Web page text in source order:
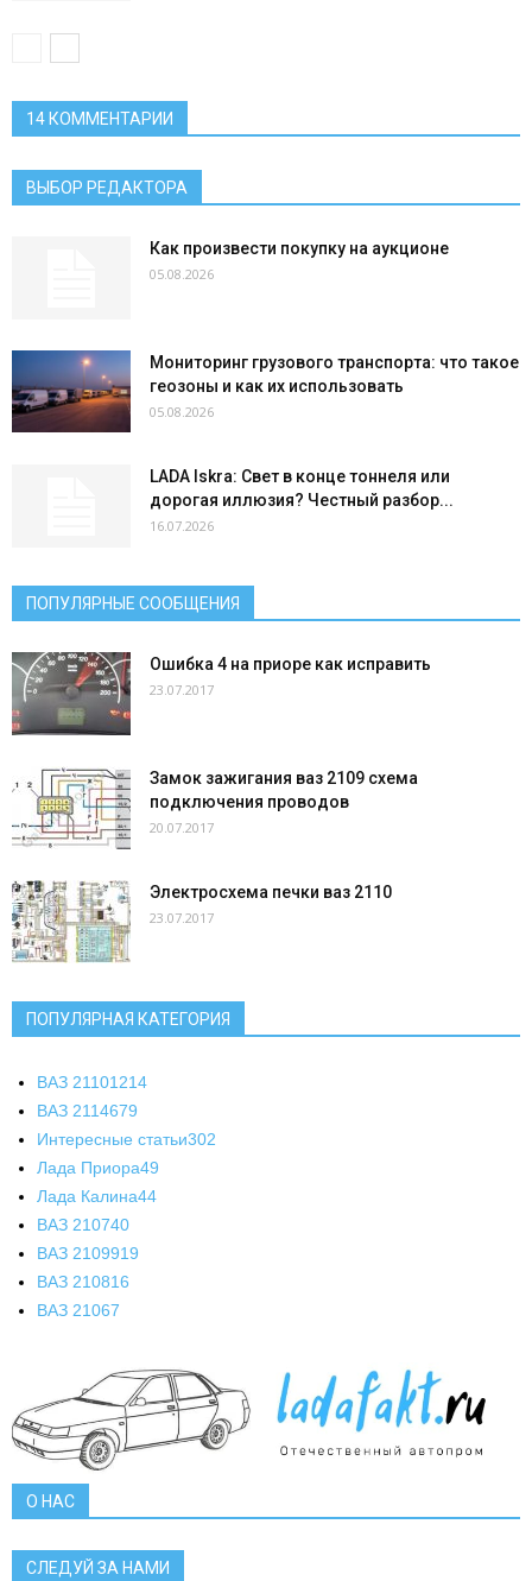
14 КОММЕНТАРИИ
ВЫБОР РЕДАКТОРА
Как произвести покупку на аукционе
05.08.2026
Мониторинг грузового транспорта: что такое
геозоны и как их использовать
05.08.2026
LADA Iskra: Свет в конце тоннеля или
дорогая иллюзия? Честный разбор...
16.07.2026
ПОПУЛЯРНЫЕ СООБЩЕНИЯ
Ошибка 4 на приоре как исправить
23.07.2017
Замок зажигания ваз 2109 схема
подключения проводов
20.07.2017
Электросхема печки ваз 2110
23.07.2017
ПОПУЛЯРНАЯ КАТЕГОРИЯ
ВАЗ 21101214
ВАЗ 2114679
Интересные статьи302
Лада Приора49
Лада Калина44
ВАЗ 210740
ВАЗ 2109919
ВАЗ 210816
ВАЗ 21067
О НАС
СЛЕДУЙ ЗА НАМИ